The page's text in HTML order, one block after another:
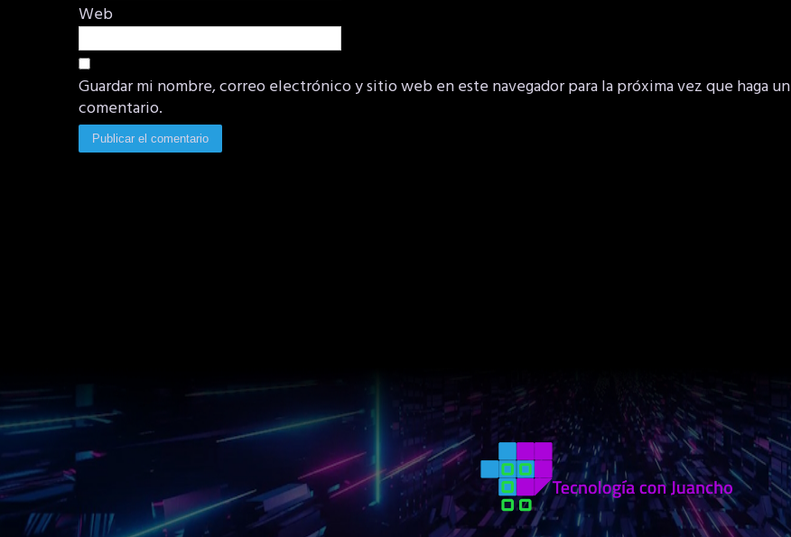
Web
Guardar mi nombre, correo electrónico y sitio web en este navegador para la próxima vez que haga un
comentario.